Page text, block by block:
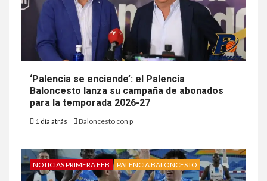
‘Palencia se enciende’: el Palencia
Baloncesto lanza su campaña de abonados
para la temporada 2026-27
1 día atrás Baloncesto con p
NOTICIAS PRIMERA FEB PALENCIA BALONCESTO